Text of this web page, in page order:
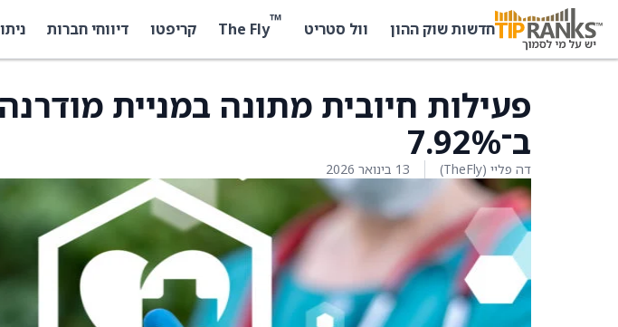
חדשות שוק ההון וול סטריט ™
The Fly קריפטו דיווחי חברות
פעילות חיובית מתונה במניית
ב־7.92%
דה פליי (TheFly) 13 בינואר 2026